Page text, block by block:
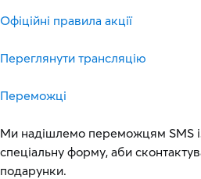
Офіційні правила акції
Переглянути трансляцію
Переможці
Ми надішлемо переможцям SMS
спеціальну форму, аби
подарунки.